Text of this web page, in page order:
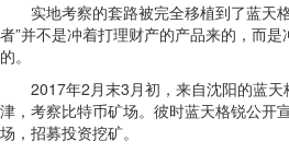
实地考察的套路被完全移植到了蓝天
者”并不是冲着打理财产的产品来的，而
的。
2017年2月末3月初，来自沈阳的蓝天
津，考察比特币矿场。彼时蓝天格锐公开
场，招募投资挖矿。